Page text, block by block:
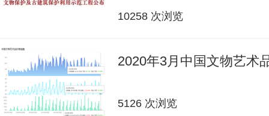
10258 次浏览
2020年3月中国文物艺术
5126 次浏览